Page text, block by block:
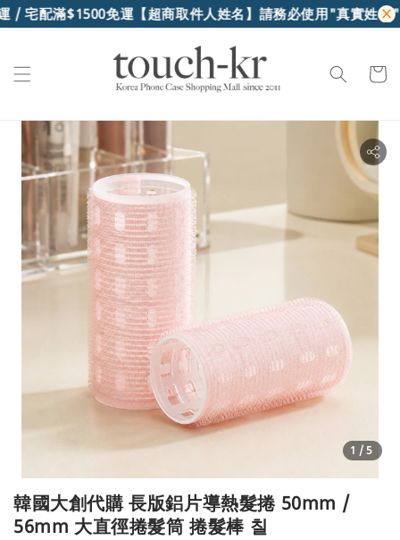
/ 宅配滿$1500免運【超商取件人姓名】請務必使用"真實姓名"
1 /5
韓國大創代購 長版鋁片導熱髮捲 50mm /
56mm 大直徑捲髮筒 捲髮棒 칠